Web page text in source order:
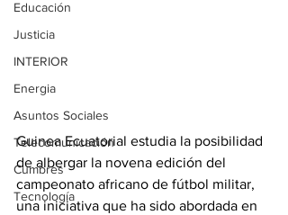
Educación
Justicia
INTERIOR
Energia
Asuntos Sociales
Telecomunicación
Cumbres
Tecnología
Guinea Ecuatorial estudia la posibilidad
de albergar la novena edición del
campeonato africano de fútbol militar,
una iniciativa que ha sido abordada en